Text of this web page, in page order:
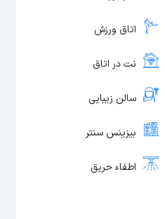
اتاق ورزش
نت در اتاق
سالن زیبایی
بیزینس سنتر
اطفاء حریق